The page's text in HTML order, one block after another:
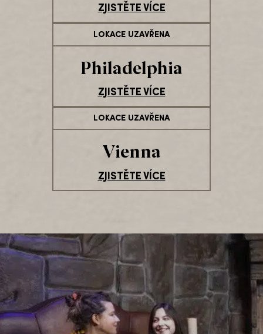
ZJISTĚTE VÍCE
LOKACE UZAVŘENA
Philadelphia
ZJISTĚTE VÍCE
LOKACE UZAVŘENA
Vienna
ZJISTĚTE VÍCE